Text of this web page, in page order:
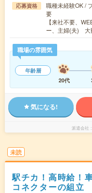
応募資格
職種未経験OK /
要
【来社不要、
ー、主婦(夫) 大
職場の雰囲気
年齢層
20代
気になる!
派遣会社
未読
駅チカ！高時給！
コネクターの組立